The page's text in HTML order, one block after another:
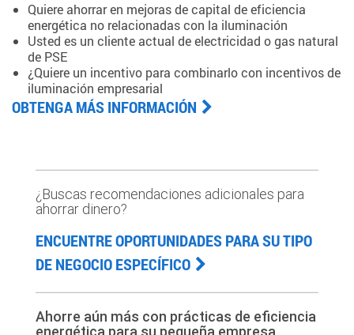
Quiere ahorrar en mejoras de capital de eficiencia
energética no relacionadas con la iluminación
Usted es un cliente actual de electricidad o gas natural
de PSE
¿Quiere un incentivo para combinarlo con incentivos de
iluminación empresarial
OBTENGA MÁS INFORMACIÓN
¿Buscas recomendaciones adicionales para
ahorrar dinero?
ENCUENTRE OPORTUNIDADES PARA SU TIPO
DE NEGOCIO ESPECÍFICO
Ahorre aún más con prácticas de eficiencia